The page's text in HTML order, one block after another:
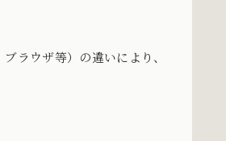
ラウザ等）の違いにより、